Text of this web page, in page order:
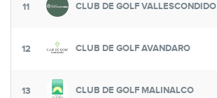
11 CLUB DE GOLF VALLESCONDIDO
12 CLUB DE GOLF AVANDARO
13 CLUB DE GOLF MALINALCO